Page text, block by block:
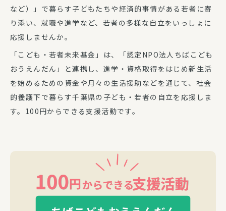
など）」で暮らす子どもたちや経済的事情がある若者に寄
り添い、就職や進学など、若者の多様な自立をいっしょに
応援しませんか。
「こども・若者未来基金」は、「認定NPO法人ちばこども
おうえんだん」と連携し、進学・資格取得をはじめ新生活
を始めるための資金や月々の生活援助などを通じて、社会
的養護下で暮らす千葉県の子ども・若者の自立を応援しま
す。100円からできる支援活動です。